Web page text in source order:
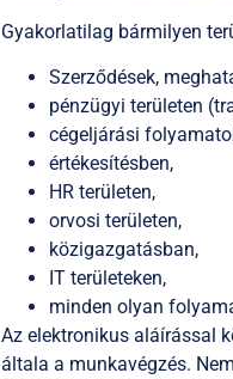
Gyakorlatilag bármilyen
Szerződések,
pénzügyi területen
cégeljárási
értékesítésben,
HR területen,
orvosi területen,
közigazgatásban,
IT területeken,
minden olyan
Az elektronikus aláírással
általa a munkavégzés.